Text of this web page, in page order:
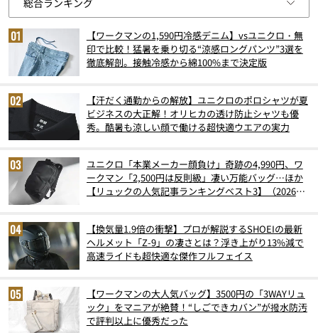
【ワークマンの1,590円冷感デニム】vsユニクロ・無
印で比較！猛暑を乗り切る“涼感ロングパンツ”3選を
徹底解剖。接触冷感から綿100%まで決定版
【汗だく通勤からの解放】ユニクロのポロシャツが夏
ビジネスの大正解！オリヒカの透け防止シャツも優
秀。酷暑も涼しい顔で働ける超快適ウエアの実力
ユニクロ「本業メーカー顔負け」奇跡の4,990円、ワ
ークマン「2,500円は反則級」凄い万能バッグ…ほか
【リュックの人気記事ランキングベスト3】（2026年
【換気量1.9倍の衝撃】プロが解説するSHOEIの最新
ヘルメット「Z-9」の凄さとは？浮き上がり13%減で
高速ライドも超快適な傑作フルフェイス
【ワークマンの大人気バッグ】3500円の「3WAYリュ
ック」をマニアが絶賛！“しごできカバン”が撥水防汚
で評判以上に優秀だった